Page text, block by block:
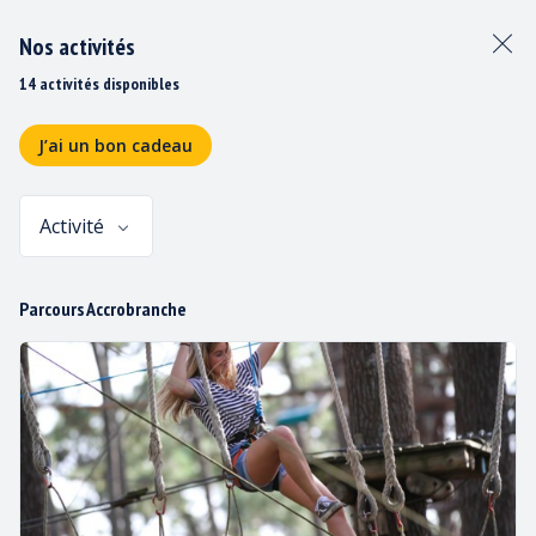
EMPLOYÉ ETÉ
POURVU 2026
J’ai un bon cadeau
Nos activités
14 activités disponibles
Parcours Accrobranche
Activité